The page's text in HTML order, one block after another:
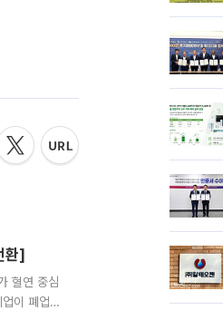
환]
혈연 중심
이 폐업